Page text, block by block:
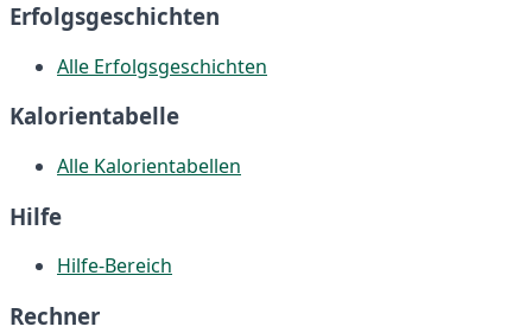
Erfolgsgeschichten
Alle Erfolgsgeschichten
Kalorientabelle
Alle Kalorientabellen
Hilfe
Hilfe-Bereich
Rechner